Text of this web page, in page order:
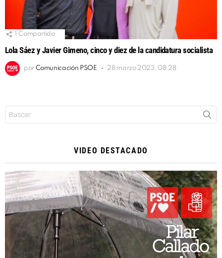
Compartido
Lola Sáez y Javier Gimeno, cinco y diez de la candidatura socialista
por Comunicación PSOE 28 marzo 2023, 08:28
VIDEO DESTACADO
Reproductor
de
vídeo